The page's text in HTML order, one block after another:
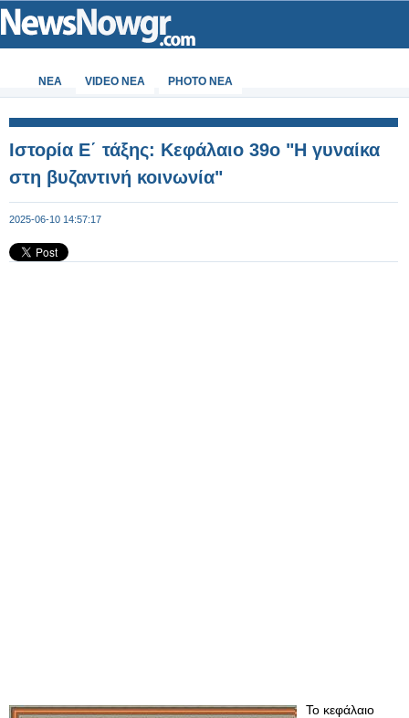
ΝΕΑ VIDEO NEA PHOTO NEA
Ιστορία Ε΄ τάξης: Κεφάλαιο 39ο "Η γυναίκα
στη βυζαντινή κοινωνία"
2025-06-10 14:57:17
Το κεφάλαιο